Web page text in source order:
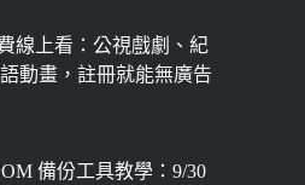
線上看：公視戲劇、紀
動畫，註冊就能無廣告
備份工具教學：9/30